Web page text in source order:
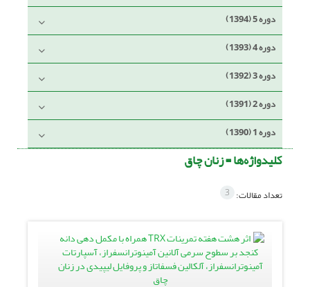
دوره 5 (1394)
دوره 4 (1393)
دوره 3 (1392)
دوره 2 (1391)
دوره 1 (1390)
کلیدواژه‌ها =زنان چاق
تعداد مقالات: 3